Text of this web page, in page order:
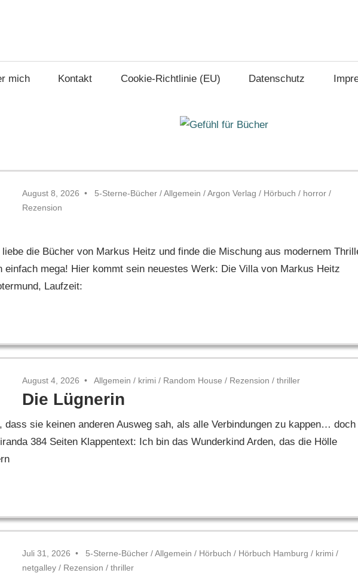
mich Kontakt Cookie-Richtlinie (EU) Datenschutz
August 8, 2026 5-Sterne-Bücher /Allgemein /Argon Verlag / Hörbuch / horror /
Rezension
die Bücher von Markus Heitz und finde die Mischung aus modernem
einfach mega! Hier kommt sein neuestes Werk: Die Villa von Markus Heitz
Laufzeit:
August 4, 2026 Allgemein / krimi / Random House / Rezension /thriller
Die Lügnerin
dass sie keinen anderen Ausweg sah, als alle Verbindungen zu kappen… doch
384 Seiten Klappentext: Ich bin das Wunderkind Arden, das die Hölle
Juli 31, 2026 5-Sterne-Bücher /Allgemein / Hörbuch / Hörbuch Hamburg / krimi /
netgalley / Rezension /thriller